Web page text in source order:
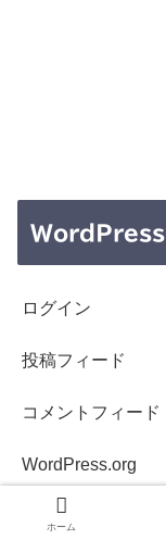
WordPress
ログイン
投稿フィード
コメントフィード
WordPress.org
ホーム